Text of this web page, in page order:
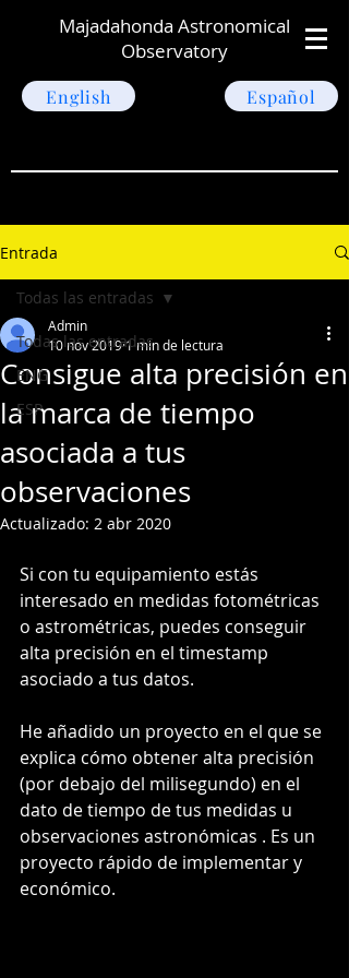
Majadahonda Astronomical
Observatory
English Español
Entrada
Todas las entradas
ENG
ESP
Todas las entradas
Consigue alta precisión en
la marca de tiempo
asociada a tus
observaciones
Admin
10 nov 20191 min de lectura
Actualizado: 2 abr 2020
Si con tu equipamiento estás
interesado en medidas fotométricas
o astrométricas, puedes conseguir
alta precisión en el timestamp
asociado a tus datos.
He añadido un proyecto en el que se
explica cómo obtener alta precisión
(por debajo del milisegundo) en el
dato de tiempo de tus medidas u
observaciones astronómicas . Es un
proyecto rápido de implementar y
económico.